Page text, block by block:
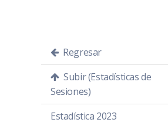
Regresar
Subir (Estadísticas de
Sesiones)
Estadística 2023